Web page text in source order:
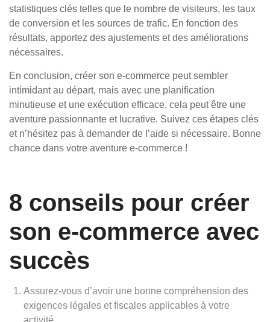
statistiques clés telles que le nombre de visiteurs, les taux
de conversion et les sources de trafic. En fonction des
résultats, apportez des ajustements et des améliorations
nécessaires.
En conclusion, créer son e-commerce peut sembler
intimidant au départ, mais avec une planification
minutieuse et une exécution efficace, cela peut être une
aventure passionnante et lucrative. Suivez ces étapes clés
et n’hésitez pas à demander de l’aide si nécessaire. Bonne
chance dans votre aventure e-commerce !
8 conseils pour créer
son e-commerce avec
succès
Assurez-vous d’avoir une bonne compréhension des
exigences légales et fiscales applicables à votre
activité.